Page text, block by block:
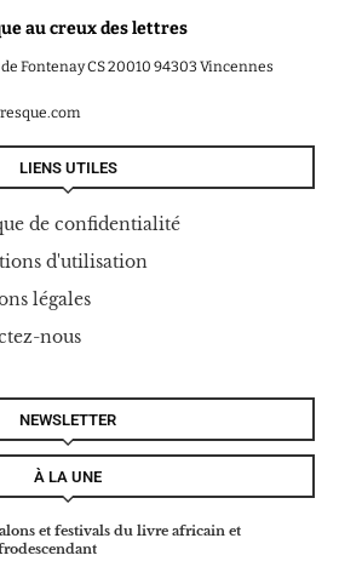
au creux des lettres
Fontenay CS 20010 94303 Vincennes
LIENS UTILES
de confidentialité
d'utilisation
légales
nous
NEWSLETTER
À LA UNE
et festivals du livre africain et